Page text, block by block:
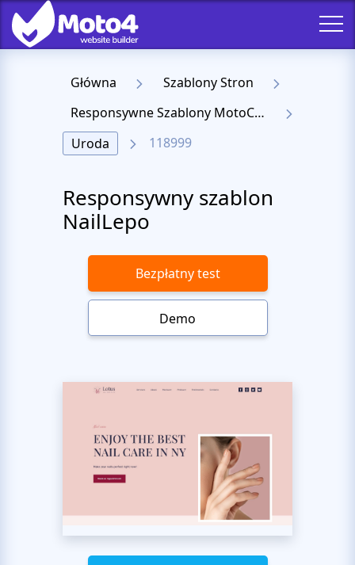
Główna
Szablony Stron
Responsywne Szablony MotoCMS 3
Uroda
118999
Responsywny szablon
NailLepo
Bezpłatny test
Demo